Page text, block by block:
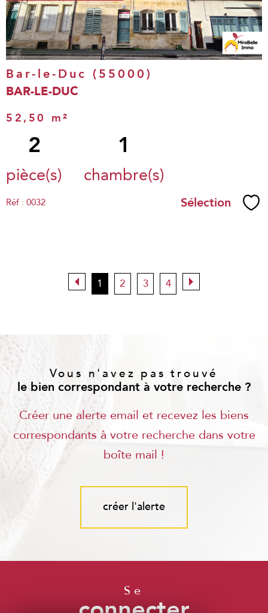
bien
Bar-le-Duc (55000)
BAR-LE-DUC
52,50 m²
2
pièce(s)
1
chambre(s)
Réf : 0032 Sélection
1 2 3 4
Vous n'avez pas trouvé
le bien correspondant à votre recherche ?
Créer une alerte email et recevez les biens
correspondants à votre recherche dans votre
boîte mail !
créer l'alerte
se